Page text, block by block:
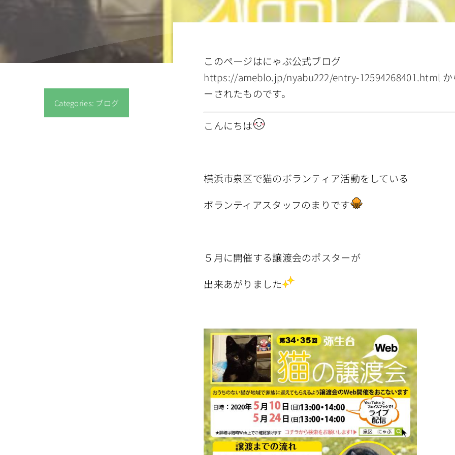
Categories: ブログ
このページはにゃぶ公式ブログ
https://ameblo.jp/nyabu222/entry-12594268401.html
ーされたものです。
こんにちは
横浜市泉区で猫のボランティア活動をしている
ボランティアスタッフのまりです
５月に開催する譲渡会のポスターが
出来あがりました